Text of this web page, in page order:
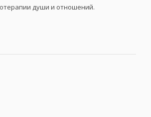
души и отношений.